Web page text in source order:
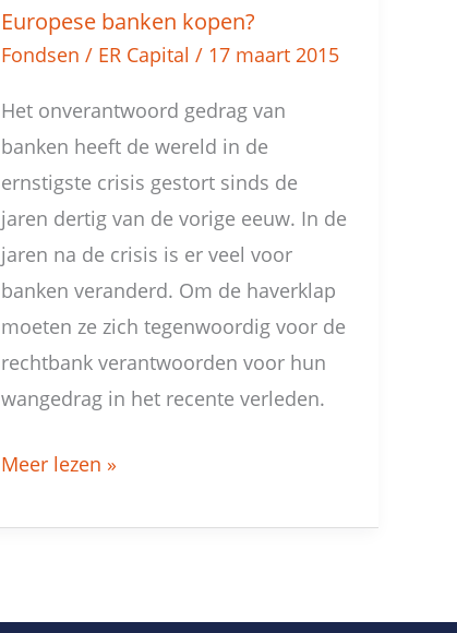
Europese banken kopen?
Fondsen / ER Capital / 17 maart 2015
Het onverantwoord gedrag van
banken heeft de wereld in de
ernstigste crisis gestort sinds de
jaren dertig van de vorige eeuw. In de
jaren na de crisis is er veel voor
banken veranderd. Om de haverklap
moeten ze zich tegenwoordig voor de
rechtbank verantwoorden voor hun
wangedrag in het recente verleden.
Meer lezen »